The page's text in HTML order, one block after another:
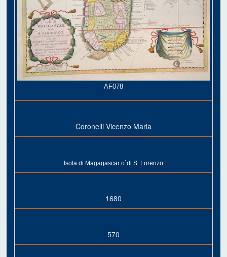
AF078
Coronelli Vicenzo Maria
Isola di Magagascar o´di S. Lorenzo
1680
570